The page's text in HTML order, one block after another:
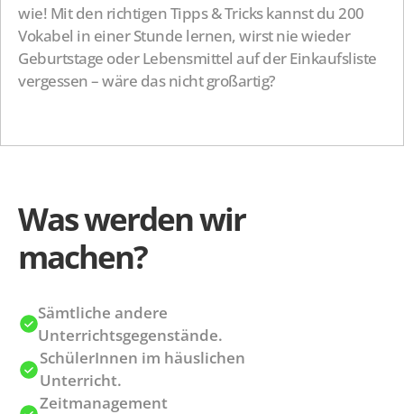
wie! Mit den richtigen Tipps & Tricks kannst du 200
Vokabel in einer Stunde lernen, wirst nie wieder
Geburtstage oder Lebensmittel auf der Einkaufsliste
vergessen – wäre das nicht großartig?
Was werden wir
machen?
Sämtliche andere
Unterrichtsgegenstände.
SchülerInnen im häuslichen
Unterricht.
Zeitmanagement